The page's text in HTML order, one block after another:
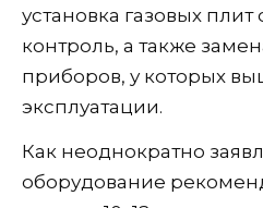
установка газовых плит
контроль, а также
приборов, у которых
эксплуатации.
Как неоднократно
оборудование